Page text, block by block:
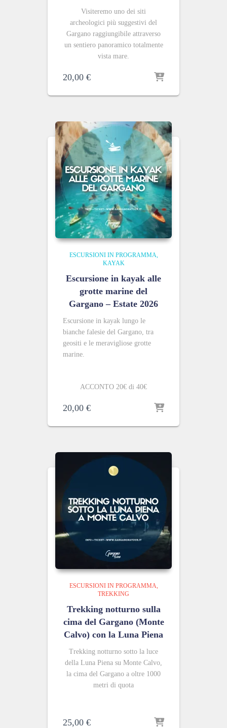
Visiteremo uno dei siti
archeologici più suggestivi del
Gargano raggiungibile attraverso
un sentiero panoramico totalmente
vista mare.
20,00 €
ESCURSIONI IN PROGRAMMA
KAYAK
Escursione in kayak alle
grotte marine del
Gargano – Estate 2026
Escursione in kayak lungo le
bianche falesie del Gargano, tra
geositi e le meravigliose grotte
marine.
ACCONTO 20€ di 40€
20,00 €
ESCURSIONI IN PROGRAMMA
TREKKING
Trekking notturno sulla
cima del Gargano (Monte
Calvo) con la Luna Piena
Trekking notturno sotto la luce
della Luna Piena su Monte Calvo,
la cima del Gargano a oltre 1000
metri di quota
25,00 €